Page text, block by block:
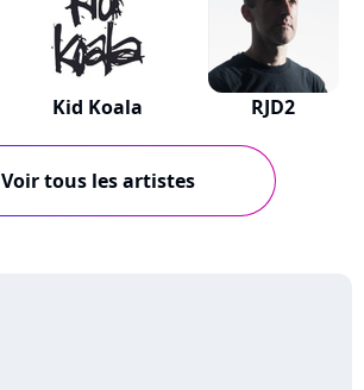
Kid Koala RJD2
Voir tous les artistes